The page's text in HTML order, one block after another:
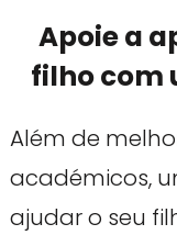
Apoie a
filho com
Além de
académicos,
ajudar o seu